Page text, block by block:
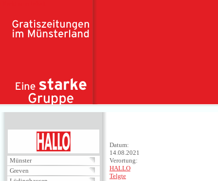
Münster
Greven
Datum:
14.08.2021
Verortung:
HALLO
Telgte